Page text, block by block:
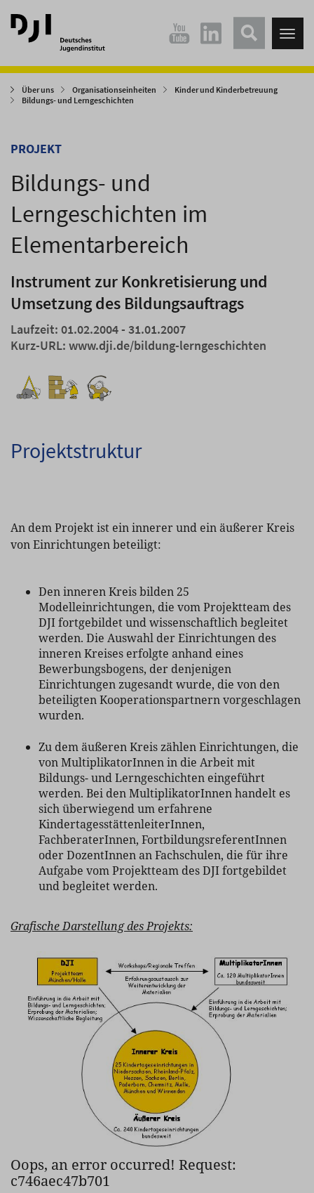
Direkt
zum
Hauptinhalt
Direkt
zum
Hauptmenü
Über uns Organisationseinheiten
Kinder und Kinderbetreuung
Bildungs- und Lerngeschichten
PROJEKT
Bildungs- und
Lerngeschichten im
Elementarbereich
Instrument zur Konkretisierung und
Umsetzung des Bildungsauftrags
Laufzeit: 01.02.2004 - 31.01.2007
Kurz-URL: www.dji.de/bildung-lerngeschichten
Projektstruktur
An dem Projekt ist ein innerer und ein äußerer Kreis
von Einrichtungen beteiligt:
Den inneren Kreis bilden 25
Modelleinrichtungen, die vom Projektteam des
DJI fortgebildet und wissenschaftlich begleitet
werden. Die Auswahl der Einrichtungen des
inneren Kreises erfolgte anhand eines
Bewerbungsbogens, der denjenigen
Einrichtungen zugesandt wurde, die von den
beteiligten Kooperationspartnern vorgeschlagen
wurden.
Zu dem äußeren Kreis zählen Einrichtungen, die
von MultiplikatorInnen in die Arbeit mit
Bildungs- und Lerngeschichten eingeführt
werden. Bei den MultiplikatorInnen handelt es
sich überwiegend um erfahrene
KindertagesstättenleiterInnen,
FachberaterInnen, FortbildungsreferentInnen
oder DozentInnen an Fachschulen, die für ihre
Aufgabe vom Projektteam des DJI fortgebildet
und begleitet werden.
Grafische Darstellung des Projekts:
Oops, an error occurred! Request:
c746aec47b701